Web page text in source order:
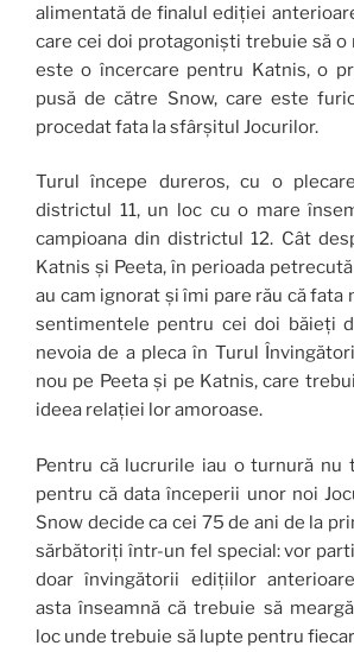
alimentată de finalul ediției
care cei doi protagoniști trebuie să o
este o încercare pentru Katnis, o
pusă de către Snow, care este
procedat fata la sfârșitul Jocurilor.
Turul începe dureros, cu o
districtul 11, un loc cu o mare
campioana din districtul 12. Cât
Katnis și Peeta, în perioada
au cam ignorat și îmi pare rău că fata
sentimentele pentru cei doi băieți
nevoia de a pleca în Turul
nou pe Peeta și pe Katnis, care
ideea relației lor amoroase.
Pentru că lucrurile iau o turnură nu
pentru că data începerii unor noi
Snow decide ca cei 75 de ani de la
sărbătoriți într-un fel special: vor
doar învingătorii edițiilor
asta înseamnă că trebuie să
loc unde trebuie să lupte pentru